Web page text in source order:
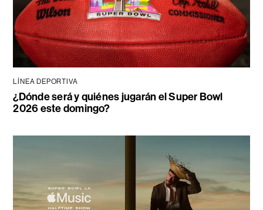
LÍNEA DEPORTIVA
¿Dónde será y quiénes jugarán el Super Bowl
2026 este domingo?